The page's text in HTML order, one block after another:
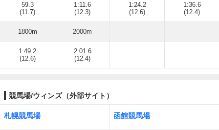
59.3
(11.7)
1:11.6
(12.3)
1:24.2
(12.6)
1:36.6
(12.4)
1800m 2000m
1:49.2
(12.6)
2:01.6
(12.4)
競馬場/ウィンズ（外部サイト）
札幌競馬場 函館競馬場